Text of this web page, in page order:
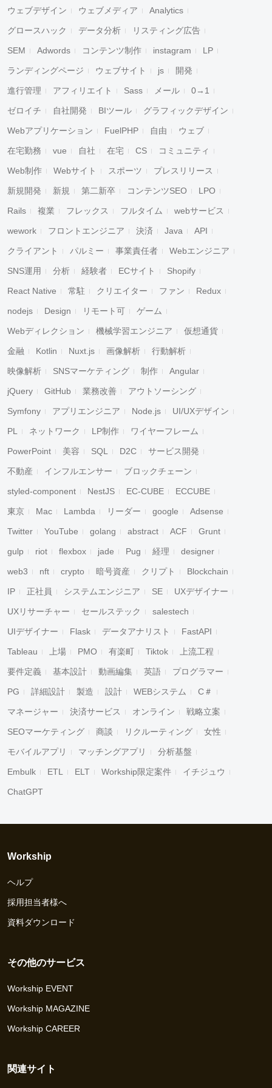
ウェブデザイン ウェブメディア Analytics
グロースハック データ分析 リスティング広告
SEM Adwords コンテンツ制作 instagram LP
ランディングページ ウェブサイト js 開発
進行管理 アフィリエイト Sass メール 0→1
ゼロイチ 自社開発 BIツール グラフィックデザイン
Webアプリケーション FuelPHP 自由 ウェブ
在宅勤務 vue 自社 在宅 CS コミュニティ
Web制作 Webサイト スポーツ プレスリリース
新規開発 新規 第二新卒 コンテンツSEO LPO
Rails 複業 フレックス フルタイム webサービス
wework フロントエンジニア 決済 Java API
クライアント パルミー 事業責任者 Webエンジニア
SNS運用 分析 経験者 ECサイト Shopify
React Native 常駐 クリエイター ファン Redux
nodejs Design リモート可 ゲーム
Webディレクション 機械学習エンジニア 仮想通貨
金融 Kotlin Nuxt.js 画像解析 行動解析
映像解析 SNSマーケティング 制作 Angular
jQuery GitHub 業務改善 アウトソーシング
Symfony アプリエンジニア Node.js UI/UXデザイン
PL ネットワーク LP制作 ワイヤーフレーム
PowerPoint 美容 SQL D2C サービス開発
不動産 インフルエンサー ブロックチェーン
styled-component NestJS EC-CUBE ECCUBE
東京 Mac Lambda リーダー google Adsense
Twitter YouTube golang abstract ACF Grunt
gulp riot flexbox jade Pug 経理 designer
web3 nft crypto 暗号資産 クリプト Blockchain
IP 正社員 システムエンジニア SE UXデザイナー
UXリサーチャー セールステック salestech
UIデザイナー Flask データアナリスト FastAPI
Tableau 上場 PMO 有楽町 Tiktok 上流工程
要件定義 基本設計 動画編集 英語 プログラマー
PG 詳細設計 製造 設計 WEBシステム C＃
マネージャー 決済サービス オンライン 戦略立案
SEOマーケティング 商談 リクルーティング 女性
モバイルアプリ マッチングアプリ 分析基盤
Embulk ETL ELT Workship限定案件 イチジュウ
ChatGPT
Workship
ヘルプ
採用担当者様へ
資料ダウンロード
その他のサービス
Workship EVENT
Workship MAGAZINE
Workship CAREER
関連サイト